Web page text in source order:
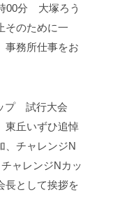
00分 大塚ろう
そのために一
務所仕事をお
プ 試行大会
東丘いずひ追悼
、チャレンジN
ャレンジNカッ
として挨拶を